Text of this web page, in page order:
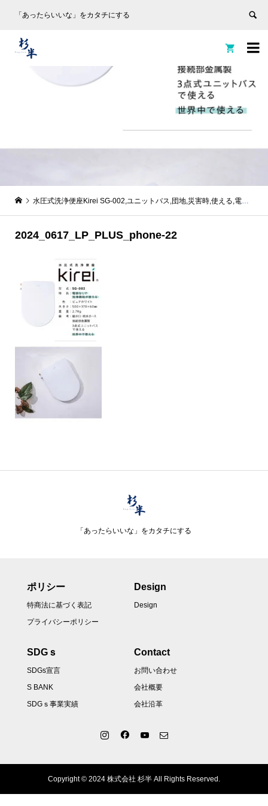
「あったらいいな」をカタチにする


水圧式洗浄便座Kirei SG-002,ユニットバス,団地,災害時,使える,電源不要,非電源式,洗浄便座,ウォシュレット,水洗浄便座,災害対策
2024_0617_LP_PLUS_phone-22
「あったらいいな」をカタチにする
ポリシー
特商法に基づく表記
プライバシーポリシー
Design
Design
SDGｓ
SDGs宣言
S BANK
SDGｓ事業実績
Contact
お問い合わせ
会社概要
会社沿革
Copyright © 2024 株式会社 杉半 All Rights Reserved.